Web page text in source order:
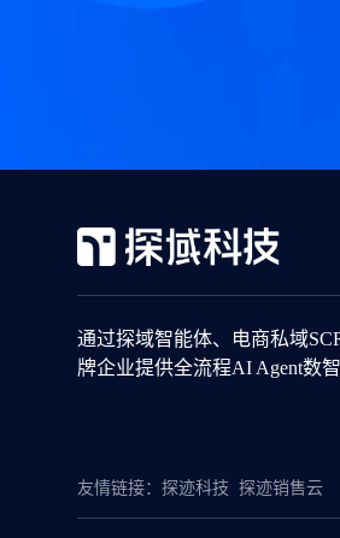
通过探域智能体、电商私域
牌企业提供全流程AI Agent数
友情链接： 探迹科技 探迹销售云